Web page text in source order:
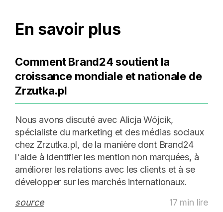
En savoir plus
Comment Brand24 soutient la
croissance mondiale et nationale de
Zrzutka.pl
Nous avons discuté avec Alicja Wójcik,
spécialiste du marketing et des médias sociaux
chez Zrzutka.pl, de la manière dont Brand24
l'aide à identifier les mention non marquées, à
améliorer les relations avec les clients et à se
développer sur les marchés internationaux.
source
17 min lire